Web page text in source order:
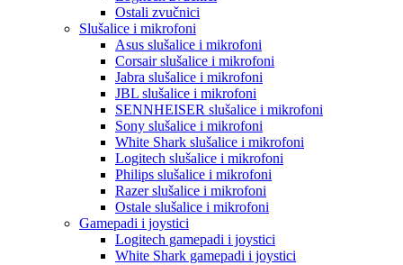
Ostali zvučnici
Slušalice i mikrofoni
Asus slušalice i mikrofoni
Corsair slušalice i mikrofoni
Jabra slušalice i mikrofoni
JBL slušalice i mikrofoni
SENNHEISER slušalice i mikrofoni
Sony slušalice i mikrofoni
White Shark slušalice i mikrofoni
Logitech slušalice i mikrofoni
Philips slušalice i mikrofoni
Razer slušalice i mikrofoni
Ostale slušalice i mikrofoni
Gamepadi i joystici
Logitech gamepadi i joystici
White Shark gamepadi i joystici